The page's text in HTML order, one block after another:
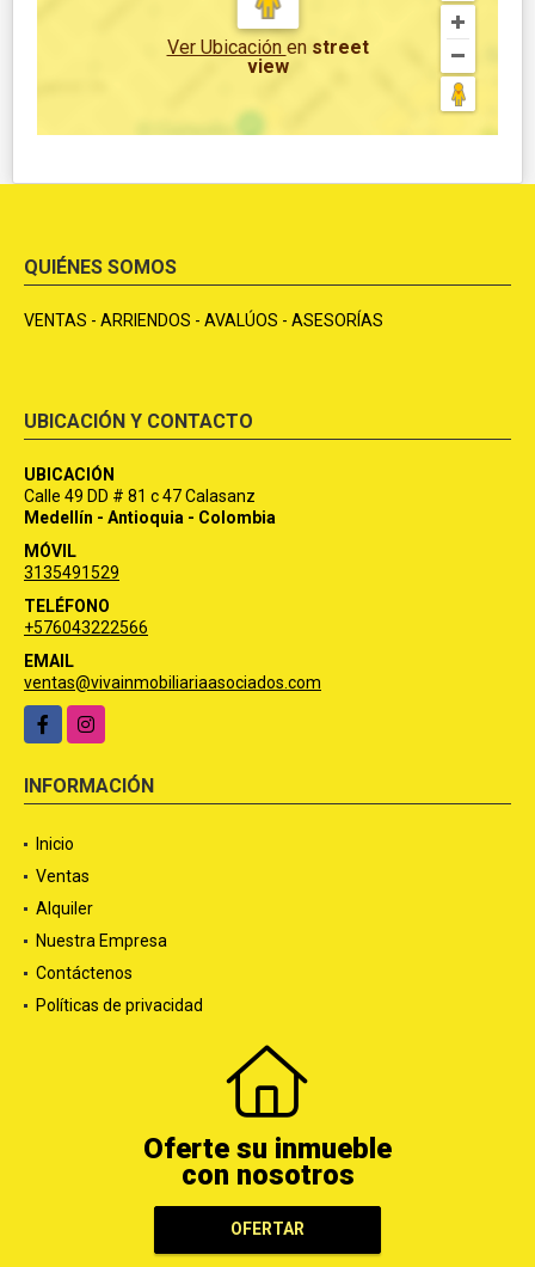
Ver Ubicación en street
view
QUIÉNES SOMOS
VENTAS - ARRIENDOS - AVALÚOS - ASESORÍAS
UBICACIÓN Y CONTACTO
UBICACIÓN
Calle 49 DD # 81 c 47 Calasanz
Medellín - Antioquia - Colombia
MÓVIL
3135491529
TELÉFONO
+576043222566
EMAIL
ventas@vivainmobiliariaasociados.com
FacebookInstagram
INFORMACIÓN
Inicio
Ventas
Alquiler
Nuestra Empresa
Contáctenos
Políticas de privacidad
Oferte su inmueble
con nosotros
OFERTAR